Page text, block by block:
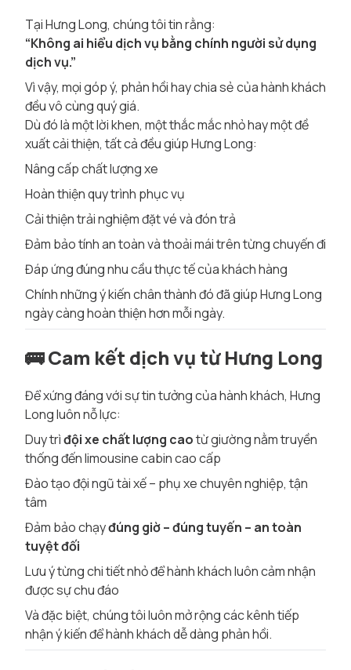
Tại Hưng Long, chúng tôi tin rằng:
“Không ai hiểu dịch vụ bằng chính người sử dụng
dịch vụ.”
Vì vậy, mọi góp ý, phản hồi hay chia sẻ của hành khách
đều vô cùng quý giá.
Dù đó là một lời khen, một thắc mắc nhỏ hay một đề
xuất cải thiện, tất cả đều giúp Hưng Long:
Nâng cấp chất lượng xe
Hoàn thiện quy trình phục vụ
Cải thiện trải nghiệm đặt vé và đón trả
Đảm bảo tính an toàn và thoải mái trên từng chuyến đi
Đáp ứng đúng nhu cầu thực tế của khách hàng
Chính những ý kiến chân thành đó đã giúp Hưng Long
ngày càng hoàn thiện hơn mỗi ngày.
🚌Cam kết dịch vụ từ Hưng Long
Để xứng đáng với sự tin tưởng của hành khách, Hưng
Long luôn nỗ lực:
Duy trìđội xe chất lượng caotừ giường nằm truyền
thống đến limousine cabin cao cấp
Đào tạo đội ngũ tài xế – phụ xe chuyên nghiệp, tận
tâm
Đảm bảo chạyđúng giờ – đúng tuyến – an toàn
tuyệt đối
Lưu ý từng chi tiết nhỏ để hành khách luôn cảm nhận
được sự chu đáo
Và đặc biệt, chúng tôi luôn mở rộng các kênh tiếp
nhận ý kiến để hành khách dễ dàng phản hồi.